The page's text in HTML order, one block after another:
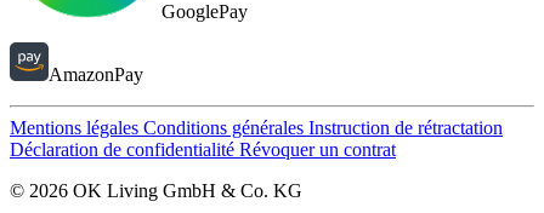
GooglePay
AmazonPay
Mentions légales Conditions générales Instruction de rétractation
Déclaration de confidentialité Révoquer un contrat
© 2026 OK Living GmbH & Co. KG